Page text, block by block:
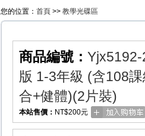
您的位置： 首頁 >> 教學光碟區
商品編號： Yjx5192-
版 1-3年級 (含108
合+健體)(2片裝)
本站售價： NT$200元